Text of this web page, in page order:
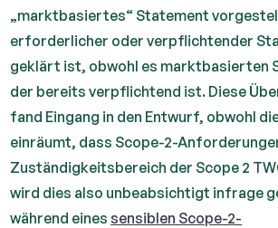
„marktbasiertes“ Statement
erforderlicher oder verpflichtender
geklärt ist, obwohl es marktbasierten
der bereits verpflichtend ist. Diese
fand Eingang in den Entwurf, obwohl
einräumt, dass Scope-2-
Zuständigkeitsbereich der Scope 2
wird dies also unbeabsichtigt infrage
während einessensiblen Scope-2-